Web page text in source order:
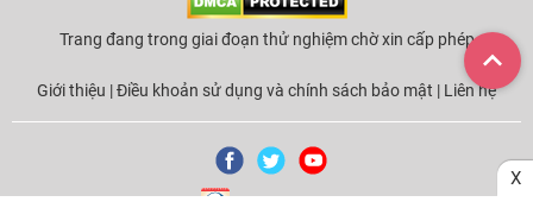
Trang đang trong giai đoạn thử nghiệm chờ xin cấp phép
Giới thiệu |Điều khoản sử dụng và chính sách bảo mật | Liên hệ
X